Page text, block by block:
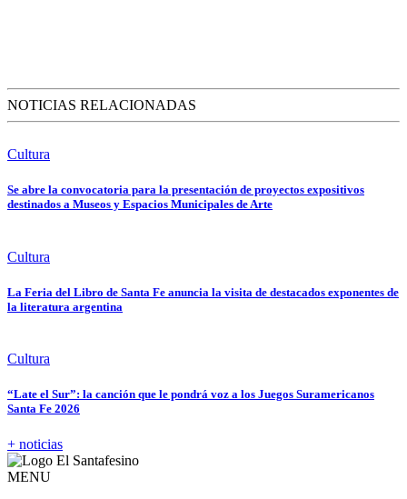
NOTICIAS RELACIONADAS
Cultura
Se abre la convocatoria para la presentación de proyectos expositivos
destinados a Museos y Espacios Municipales de Arte
Cultura
La Feria del Libro de Santa Fe anuncia la visita de destacados exponentes de
la literatura argentina
Cultura
“Late el Sur”: la canción que le pondrá voz a los Juegos Suramericanos
Santa Fe 2026
+ noticias
MENU